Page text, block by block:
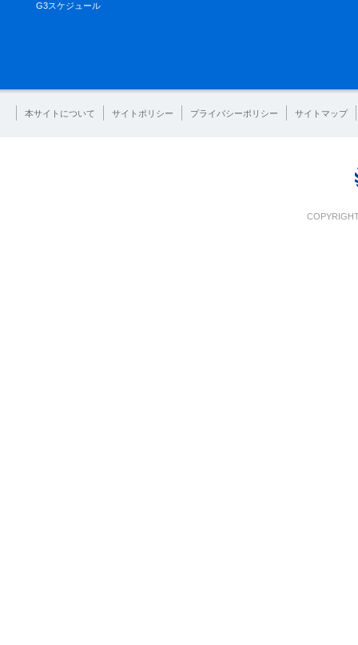
G3スケジュール
本サイトについて サイトポリシー プライバシーポリシー サイトマップ